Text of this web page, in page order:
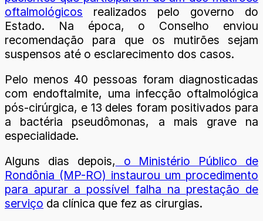
oftalmológicos realizados pelo governo do
Estado. Na época, o Conselho enviou
recomendação para que os mutirões sejam
suspensos até o esclarecimento dos casos.
Pelo menos 40 pessoas foram diagnosticadas
com endoftalmite, uma infecção oftalmológica
pós-cirúrgica, e 13 deles foram positivados para
a bactéria pseudômonas, a mais grave na
especialidade.
Alguns dias depois, o Ministério Público de
Rondônia (MP-RO) instaurou um procedimento
para apurar a possível falha na prestação de
serviço da clínica que fez as cirurgias.